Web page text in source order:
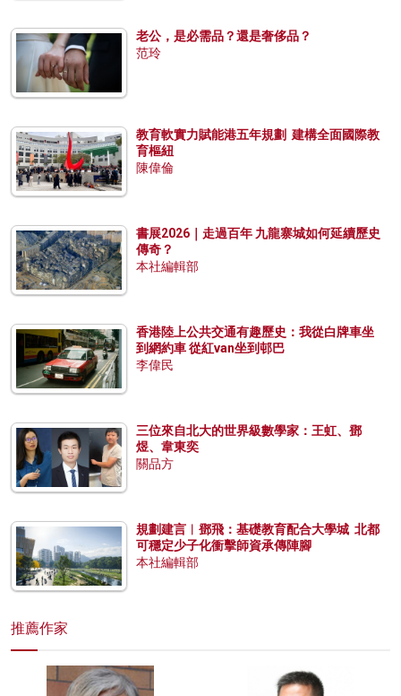
老公，是必需品？還是奢侈品？
范玲
教育軟實力賦能港五年規劃 建構全面國際教
育樞紐
陳偉倫
書展2026｜走過百年 九龍寨城如何延續歷史
傳奇？
本社編輯部
香港陸上公共交通有趣歷史：我從白牌車坐
到網約車 從紅van坐到邨巴
李偉民
三位來自北大的世界級數學家：王虹、鄧
煜、韋東奕
關品方
規劃建言︱鄧飛：基礎教育配合大學城 北都
可穩定少子化衝擊師資承傳陣腳
本社編輯部
推薦作家